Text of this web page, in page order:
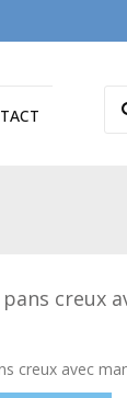
creux
creux avec